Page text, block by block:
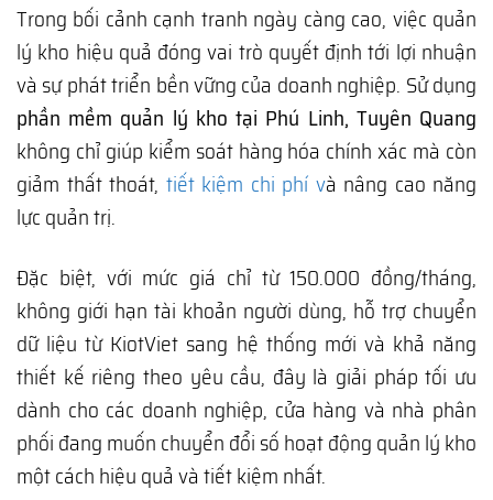
Trong bối cảnh cạnh tranh ngày càng cao, việc quản
lý kho hiệu quả đóng vai trò quyết định tới lợi nhuận
và sự phát triển bền vững của doanh nghiệp. Sử dụng
phần mềm quản lý kho tại Phú Linh, Tuyên Quang
không chỉ giúp kiểm soát hàng hóa chính xác mà còn
giảm thất thoát, tiết kiệm chi phí và nâng cao năng
lực quản trị.
Đặc biệt, với mức giá chỉ từ 150.000 đồng/tháng,
không giới hạn tài khoản người dùng, hỗ trợ chuyển
dữ liệu từ KiotViet sang hệ thống mới và khả năng
thiết kế riêng theo yêu cầu, đây là giải pháp tối ưu
dành cho các doanh nghiệp, cửa hàng và nhà phân
phối đang muốn chuyển đổi số hoạt động quản lý kho
một cách hiệu quả và tiết kiệm nhất.